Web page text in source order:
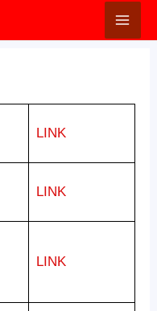
LINK
LINK
LINK